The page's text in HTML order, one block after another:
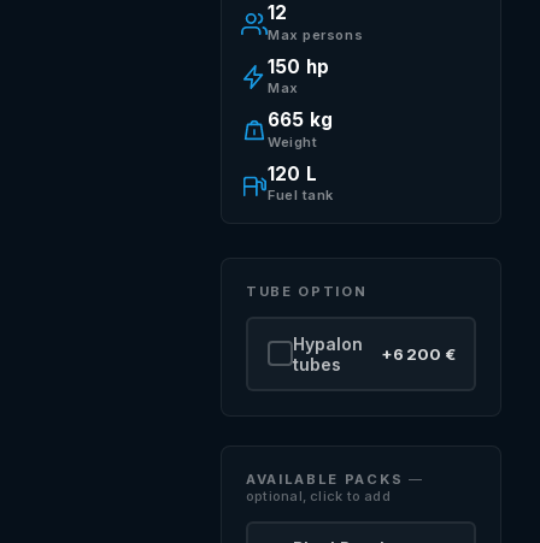
12
Max persons
150 hp
Max
665 kg
Weight
120 L
Fuel tank
TUBE OPTION
Hypalon
tubes
+6 200 €
AVAILABLE PACKS —
optional, click to add